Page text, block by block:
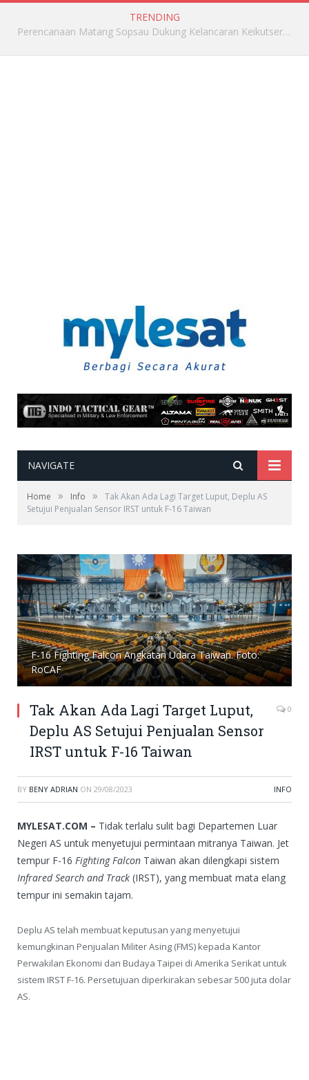
TRENDING
Fokker F-27 A-2701 “Kalong AMPUH” Diabadikan di AAU, Wariskan Jejak Pengabdian
NAVIGATE
Home » Info »
Tak Akan Ada Lagi Target Luput, Deplu AS
Setujui Penjualan Sensor IRST untuk F-16 Taiwan
F-16 Fighting Falcon Angkatan Udara Taiwan. Foto:
RoCAF
Tak Akan Ada Lagi Target Luput,
Deplu AS Setujui Penjualan Sensor
IRST untuk F-16 Taiwan
0
BY BENY ADRIAN ON 29/08/2023 INFO
MYLESAT.COM – Tidak terlalu sulit bagi Departemen Luar
Negeri AS untuk menyetujui permintaan mitranya Taiwan. Jet
tempur F-16 Fighting Falcon Taiwan akan dilengkapi sistem
Infrared Search and Track (IRST), yang membuat mata elang
tempur ini semakin tajam.
Deplu AS telah membuat keputusan yang menyetujui
kemungkinan Penjualan Militer Asing (FMS) kepada Kantor
Perwakilan Ekonomi dan Budaya Taipei di Amerika Serikat untuk
sistem IRST F-16. Persetujuan diperkirakan sebesar 500 juta dolar
AS.